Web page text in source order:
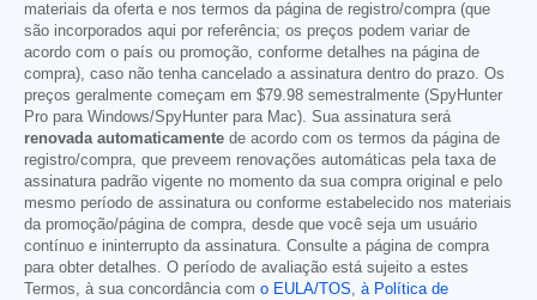
materiais da oferta e nos termos da página de registro/compra (que
são incorporados aqui por referência; os preços podem variar de
acordo com o país ou promoção, conforme detalhes na página de
compra), caso não tenha cancelado a assinatura dentro do prazo. Os
preços geralmente começam em $79.98 semestralmente (SpyHunter
Pro para Windows/SpyHunter para Mac). Sua assinatura será
renovada automaticamente de acordo com os termos da página de
registro/compra, que preveem renovações automáticas pela taxa de
assinatura padrão vigente no momento da sua compra original e pelo
mesmo período de assinatura ou conforme estabelecido nos materiais
da promoção/página de compra, desde que você seja um usuário
contínuo e ininterrupto da assinatura. Consulte a página de compra
para obter detalhes. O período de avaliação está sujeito a estes
Termos, à sua concordância com o EULA/TOS, à Política de